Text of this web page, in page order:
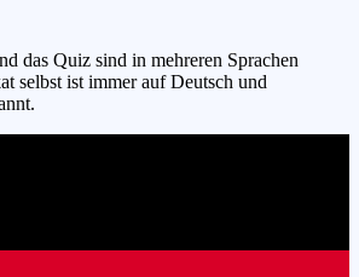
das Quiz sind in mehreren Sprachen
selbst ist immer auf Deutsch und